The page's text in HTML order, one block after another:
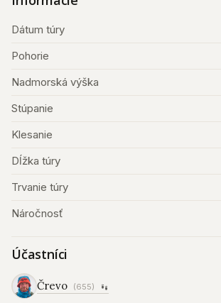
Dátum túry
Pohorie
Nadmorská výška
Stúpanie
Klesanie
Dĺžka túry
Trvanie túry
Náročnosť
Účastníci
Črevo (655)